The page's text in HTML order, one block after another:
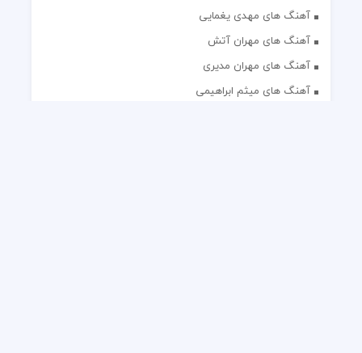
آهنگ های مهدی یغمایی
آهنگ های مهران آتش
آهنگ های مهران مدیری
آهنگ های میثم ابراهیمی